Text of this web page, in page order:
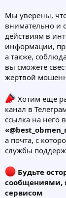
Мы уверены,
внимательно и
действиям в
информации,
а также,
вы сможете
жертвой
Хотим еще
канал в
ссылка на него
а почта, с
службы
Будьте
сообщениями,
сервисом